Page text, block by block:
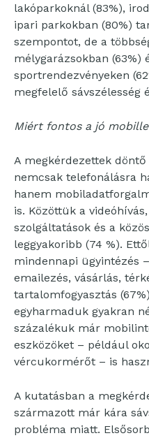
lakóparkoknál (83%),
ipari parkokban (80%)
szempontot, de a
mélygarázsokban (63%)
sportrendezvényeken
megfelelő sávszélesség
Miért fontos a jó
A megkérdezettek
nemcsak telefonálásra
hanem
is. Közöttük a
szolgáltatások és a
leggyakoribb (74 %).
mindennapi ügyintézés
emailezés, vásárlás,
tartalomfogyasztás
egyharmaduk gyakran
százalékuk már
eszközöket – például
vércukormérőt – is
A kutatásban a
származott már kára
probléma miatt.